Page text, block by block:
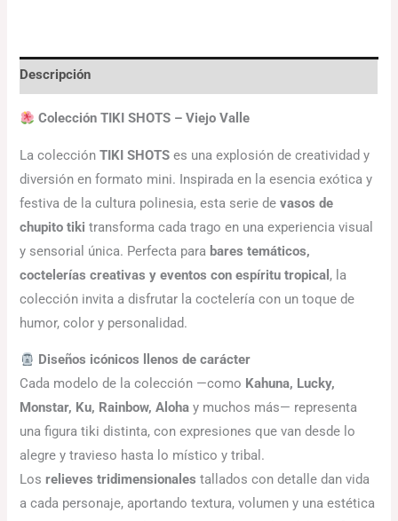
Descripción
Colección TIKI SHOTS – Viejo Valle
La colecciónTIKI SHOTS es una explosión de creatividad y
diversión en formato mini. Inspirada en la esencia exótica y
festiva de la cultura polinesia, esta serie devasos de
chupito tiki transforma cada trago en una experiencia visual
y sensorial única. Perfecta para bares temáticos,
coctelerías creativas y eventos con espíritu tropical , la
colección invita a disfrutar la coctelería con un toque de
humor, color y personalidad.
Diseños icónicos llenos de carácter
Cada modelo de la colección —como Kahuna, Lucky,
Monstar, Ku, Rainbow, Aloha y muchos más— representa
una figura tiki distinta, con expresiones que van desde lo
alegre y travieso hasta lo místico y tribal.
Losrelieves tridimensionales tallados con detalle dan vida
a cada personaje, aportando textura, volumen y una estética